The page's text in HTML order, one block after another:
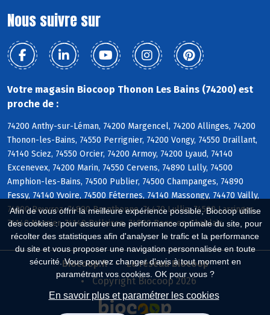
Afin de vous offrir la meilleure expérience possible, Biocoop utilise
des cookies : pour assurer une performance optimale du site, pour
récolter des statistiques afin d'analyser le trafic et la performance
du site et vous proposer une navigation personnalisée en toute
sécurité. Vous pouvez changer d'avis à tout moment en
paramétrant vos cookies. OK pour vous ?
En savoir plus et paramétrer les cookies
Nous suivre sur
Votre magasin Biocoop Thonon Les Bains (74200) est
proche de :
74200 Anthy-sur-Léman, 74200 Margencel, 74200 Allinges, 74200
Thonon-les-Bains, 74550 Perrignier, 74200 Vongy, 74550 Draillant,
74140 Sciez, 74550 Orcier, 74200 Armoy, 74200 Lyaud, 74140
Excenevex, 74200 Marin, 74550 Cervens, 74890 Lully, 74500
Amphion-les-Bains, 74500 Publier, 74500 Champanges, 74890
Fessy, 74140 Yvoire, 74500 Féternes, 74140 Massongy, 74470 Vailly,
74200 Reyvroz, 74890 Brenthonne, 74470 Lullin, 74500 Larringes,
74140 Nernier, 74140 Ballaison, 74890 Bons-en-Chablais
Biocoop.fr
Le réseau Biocoop
Copyright Biocoop 2026